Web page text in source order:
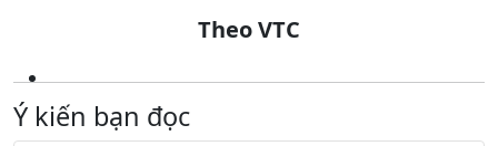
Theo VTC
Ý kiến bạn đọc